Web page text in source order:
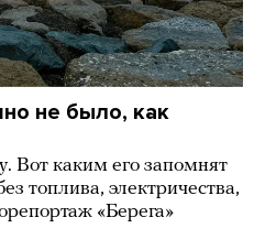
не было, как
Вот каким его запомнят
топлива, электричества,
«Берега»